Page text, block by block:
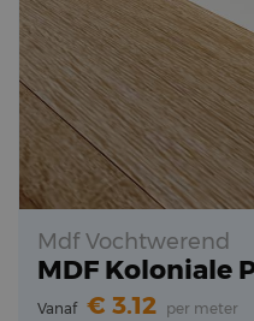
Mdf Vochtwerend
MDF Koloniale
Vanaf 3.12 per meter